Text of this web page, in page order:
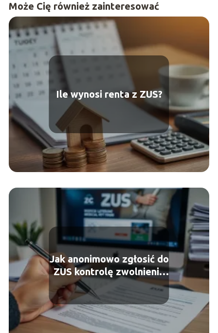
Może Cię również zainteresować
Ile wynosi renta z ZUS?
Jak anonimowo zgłosić do
ZUS kontrolę zwolnienia
lekarskiego?